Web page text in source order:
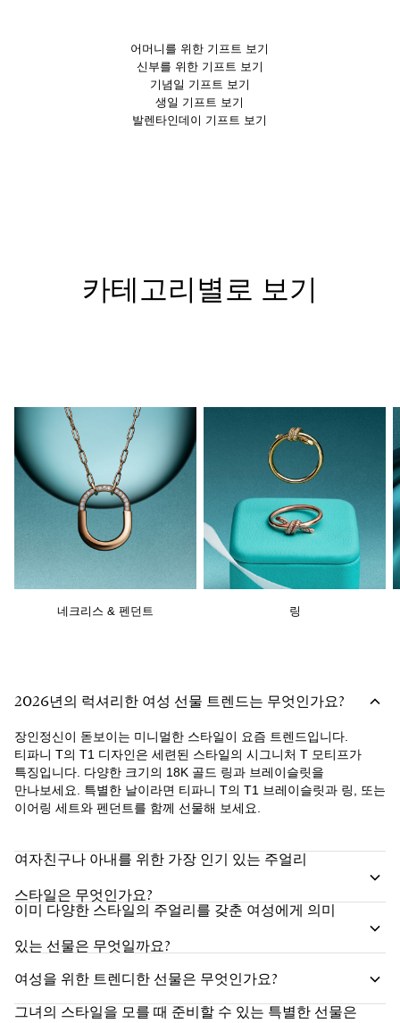
어머니를 위한 기프트 보기
신부를 위한 기프트 보기
기념일 기프트 보기
생일 기프트 보기
발렌타인데이 기프트 보기
카테고리별로 보기
네크리스 & 펜던트 링
2026년의 럭셔리한 여성 선물 트렌드는 무엇인가요?
장인정신이 돋보이는 미니멀한 스타일이 요즘 트렌드입니다.
티파니 T의 T1 디자인은 세련된 스타일의 시그니처 T 모티프가
특징입니다. 다양한 크기의 18K 골드 링과 브레이슬릿을
만나보세요. 특별한 날이라면 티파니 T의 T1 브레이슬릿과 링, 또는
이어링 세트와 펜던트를 함께 선물해 보세요.
여자친구나 아내를 위한 가장 인기 있는 주얼리
스타일은 무엇인가요?
이미 다양한 스타일의 주얼리를 갖춘 여성에게 의미
있는 선물은 무엇일까요?
여성을 위한 트렌디한 선물은 무엇인가요?
그녀의 스타일을 모를 때 준비할 수 있는 특별한 선물은